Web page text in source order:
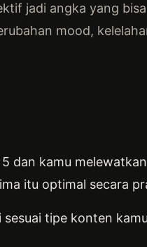
jadi angka yang
mood,
dan kamu
itu optimal secara
tipe konten